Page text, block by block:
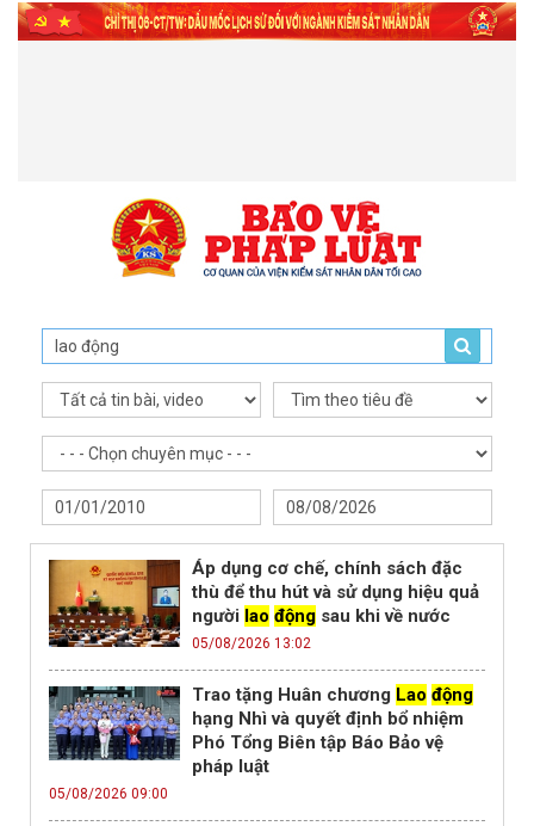
Áp dụng cơ chế, chính sách đặc
thù để thu hút và sử dụng hiệu quả
người lao động sau khi về nước
05/08/2026 13:02
Trao tặng Huân chương Lao động
hạng Nhì và quyết định bổ nhiệm
Phó Tổng Biên tập Báo Bảo vệ
pháp luật
05/08/2026 09:00